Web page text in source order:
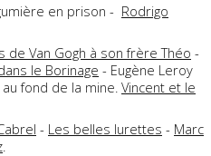
en prison - Rodrigo
de Van Gogh à son frère Théo -
le Borinage - Eugène Leroy
fond de la mine. Vincent et le
- Les belles lurettes - Marc